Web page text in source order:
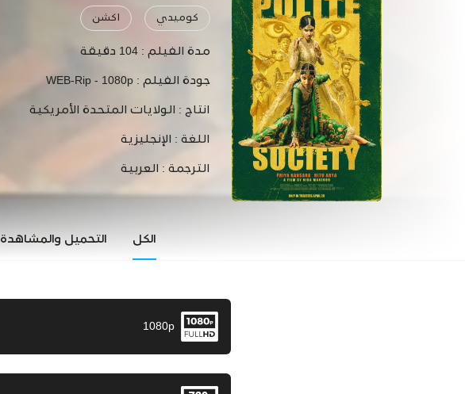
كوميدي اكشن
مدة الفيلم :104 دقيقة
جودة الفيلم :WEB-Rip - 1080p
انتاج : الولايات المتحدة الأمريكية
اللغة : الإنجليزية
الترجمة : العربية
الكل التحميل والمشاهدة
1080p